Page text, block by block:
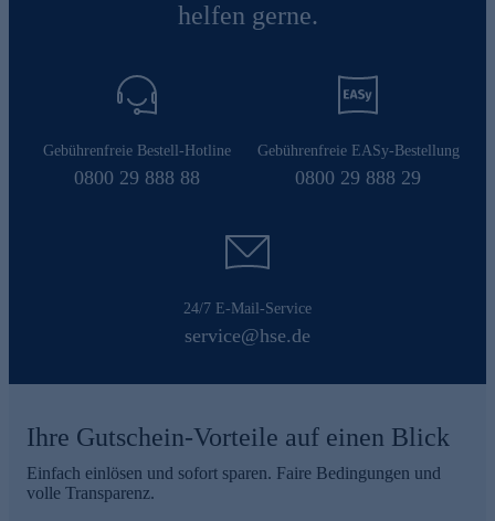
helfen gerne.
Gebührenfreie Bestell-Hotline
0800 29 888 88
Gebührenfreie EASy-Bestellung
0800 29 888 29
24/7 E-Mail-Service
service@hse.de
Ihre Gutschein-Vorteile auf einen Blick
Einfach einlösen und sofort sparen. Faire Bedingungen und
volle Transparenz.